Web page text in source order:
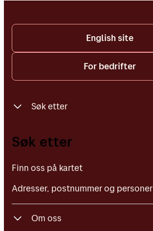
English site
For bedrifter
Søk etter
Finn oss på kartet
Søk etter
Finn oss på kartet
Adresser, postnummer og personer
Om oss